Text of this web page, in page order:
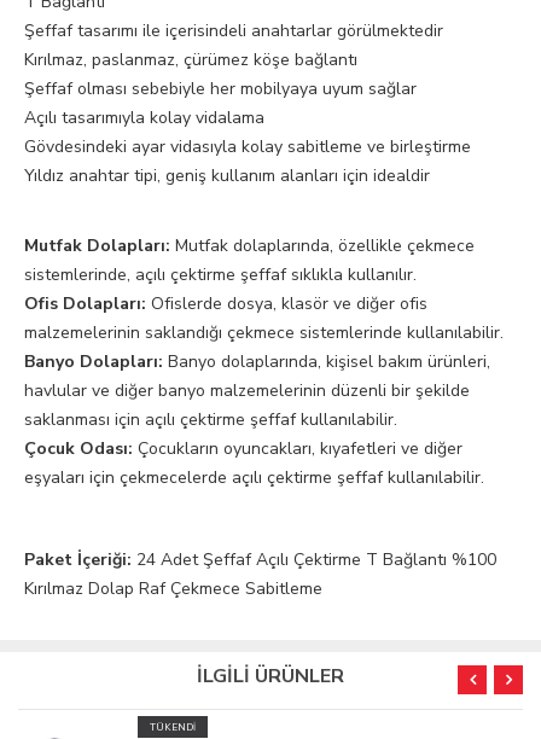
Şeffaf tasarımı ile içerisindeli anahtarlar görülmektedir
Kırılmaz, paslanmaz, çürümez köşe bağlantı
Şeffaf olması sebebiyle her mobilyaya uyum sağlar
Açılı tasarımıyla kolay vidalama
Gövdesindeki ayar vidasıyla kolay sabitleme ve birleştirme
Yıldız anahtar tipi, geniş kullanım alanları için idealdir
Mutfak Dolapları: Mutfak dolaplarında, özellikle çekmece
sistemlerinde, açılı çektirme şeffaf sıklıkla kullanılır.
Ofis Dolapları: Ofislerde dosya, klasör ve diğer ofis
malzemelerinin saklandığı çekmece sistemlerinde kullanılabilir.
Banyo Dolapları: Banyo dolaplarında, kişisel bakım ürünleri,
havlular ve diğer banyo malzemelerinin düzenli bir şekilde
saklanması için açılı çektirme şeffaf kullanılabilir.
Çocuk Odası: Çocukların oyuncakları, kıyafetleri ve diğer
eşyaları için çekmecelerde açılı çektirme şeffaf kullanılabilir.
Paket İçeriği: 24 Adet Şeffaf Açılı Çektirme T Bağlantı %100
Kırılmaz Dolap Raf Çekmece Sabitleme
İLGİLİ ÜRÜNLER